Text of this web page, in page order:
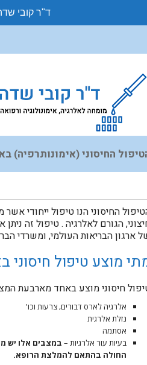
החיסוני (אימונותרפיה)
החיסוני הנו טיפול ייחודי
הגורם לאלרגיה . טיפול זה
ארגון הבריאות העולמי, ומשרדי
מוצע טיפול
חיסוני מוצע באחד מארבעת
אלרגיה לארס דבורים, צרעות וכו'
נזלת אלרגית
אסתמה
בעיות עור אלרגיות – במצבים אלו יש
החולה בהתאם להמלצת הרופא.
ד"ר קובי